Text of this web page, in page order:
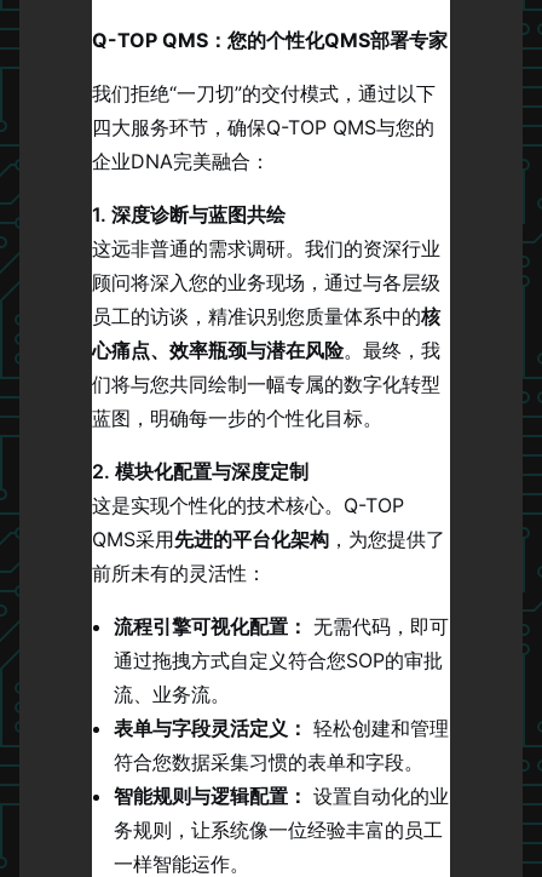
Q-TOP QMS：您的个性化QMS部署专家
我们拒绝“一刀切”的交付模式，通过以下
四大服务环节，确保Q-TOP QMS与您的
企业DNA完美融合：
1. 深度诊断与蓝图共绘
这远非普通的需求调研。我们的资深行业
顾问将深入您的业务现场，通过与各层级
员工的访谈，精准识别您质量体系中的核
心痛点、效率瓶颈与潜在风险。最终，我
们将与您共同绘制一幅专属的数字化转型
蓝图，明确每一步的个性化目标。
2. 模块化配置与深度定制
这是实现个性化的技术核心。Q-TOP
QMS采用先进的平台化架构 ，为您提供了
前所未有的灵活性：
流程引擎可视化配置： 无需代码，即可
通过拖拽方式自定义符合您SOP的审批
流、业务流。
表单与字段灵活定义： 轻松创建和管理
符合您数据采集习惯的表单和字段。
智能规则与逻辑配置： 设置自动化的业
务规则，让系统像一位经验丰富的员工
一样智能运作。